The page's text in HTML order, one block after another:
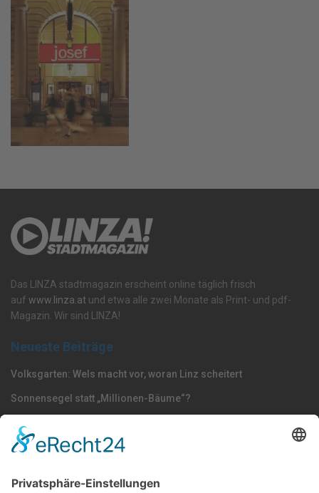
Das LINZA stadtmagazin erscheint online täglich frisch
auf www.linza.at und etwa alle zwei Monate als Print- und pdf-
Magazin. Wir sind LINZA!
Neueste Beiträge
Volksgarten: Wels macht vor, woran Linz scheitert
Sonnensegel statt „Millionen-Bäume“?
Strafmündigkeit jetzt senken“